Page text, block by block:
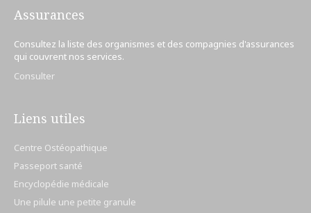
Assurances
Consultez la liste des organismes et des compagnies d'assurances
qui couvrent nos services.
Consulter
Liens utiles
Centre Ostéopathique
Passeport santé
Encyclopédie médicale
Une pilule une petite granule